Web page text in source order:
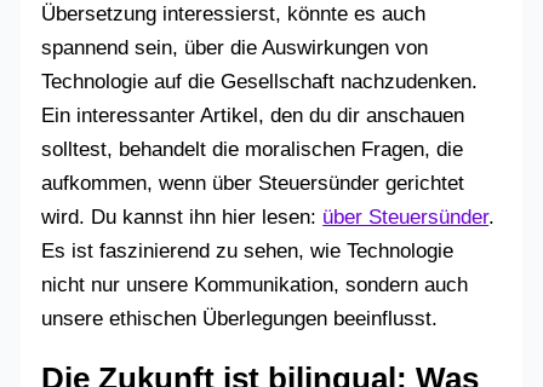
Übersetzung interessierst, könnte es auch
spannend sein, über die Auswirkungen von
Technologie auf die Gesellschaft nachzudenken.
Ein interessanter Artikel, den du dir anschauen
solltest, behandelt die moralischen Fragen, die
aufkommen, wenn über Steuersünder gerichtet
wird. Du kannst ihn hier lesen: über Steuersünder.
Es ist faszinierend zu sehen, wie Technologie
nicht nur unsere Kommunikation, sondern auch
unsere ethischen Überlegungen beeinflusst.
Die Zukunft ist bilingual: Was